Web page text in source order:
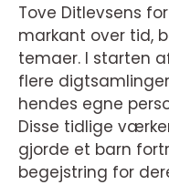
Tove Ditlevsens
markant over tid,
temaer. I starten
flere
hendes egne
Disse tidlige
gjorde et barn
begejstring for